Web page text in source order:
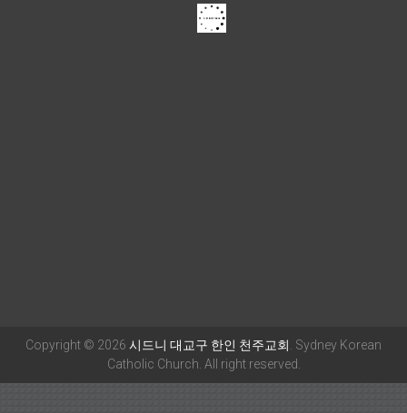
Copyright © 2026 시드니 대교구 한인 천주교회 . Sydney Korean
Catholic Church. All right reserved.